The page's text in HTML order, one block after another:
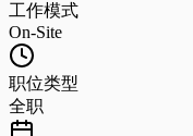
工作模式
On-Site
职位类型
全职